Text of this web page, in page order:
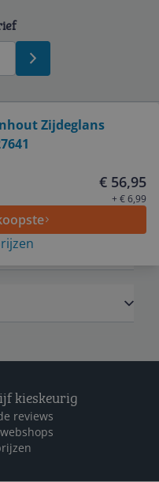
Zijdeglans
€ 56,95
+ € 6,99
kieskeurig
reviews